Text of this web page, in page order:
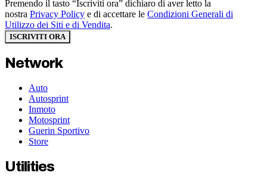
Premendo il tasto “Iscriviti ora” dichiaro di aver letto la
nostra Privacy Policy e di accettare le Condizioni Generali di
Utilizzo dei Siti e di Vendita.
ISCRIVITI ORA
Network
Auto
Autosprint
Inmoto
Motosprint
Guerin Sportivo
Store
Utilities